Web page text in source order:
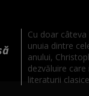
Cu doar
unuia dintre
anului,
dezvăluire
literaturii